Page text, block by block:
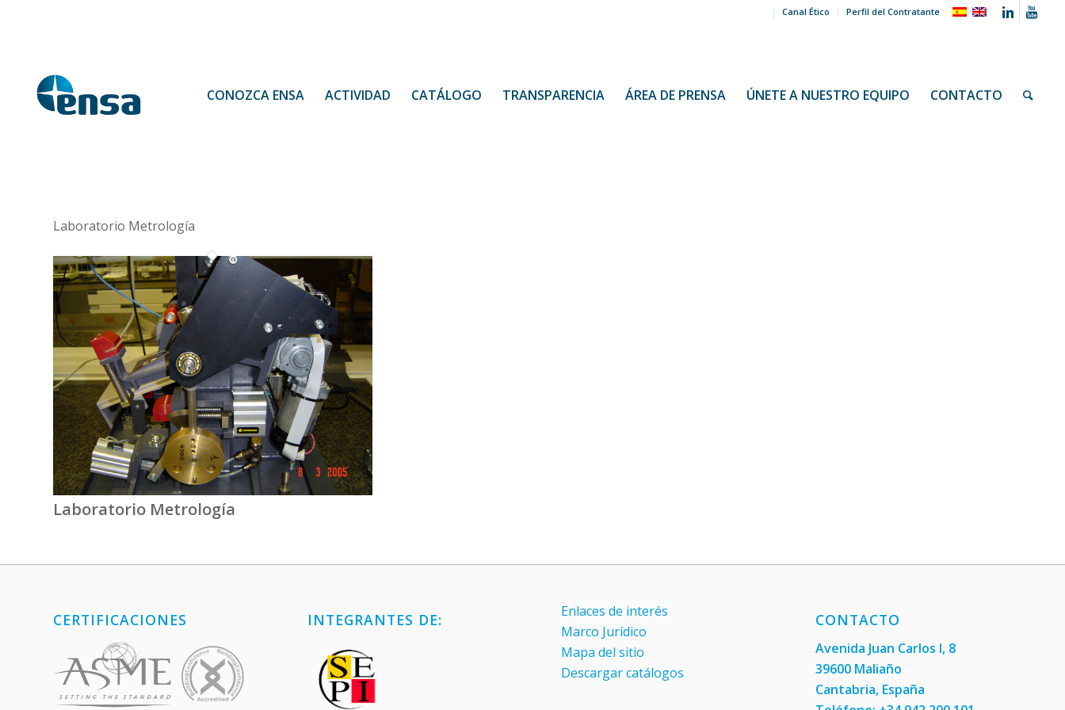
Canal Ético Perfil del Contratante
CONOZCA ENSA ACTIVIDAD CATÁLOGO TRANSPARENCIA ÁREA DE PRENSA ÚNETE A NUESTRO EQUIPO CONTACTO
Laboratorio Metrología
Laboratorio Metrología
CERTIFICACIONES INTEGRANTES DE:
Enlaces de interés
Marco Jurídico
Mapa del sitio
Descargar catálogos
CONTACTO
Avenida Juan Carlos I, 8
39600 Maliaño
Cantabria, España